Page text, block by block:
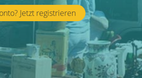
Jetzt registrieren